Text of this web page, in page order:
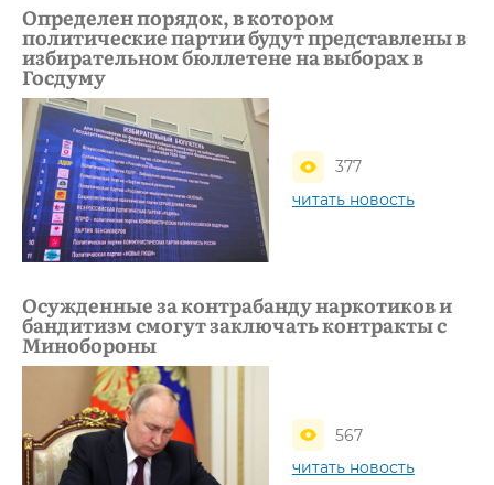
Определен порядок, в котором
политические партии будут представлены в
избирательном бюллетене на выборах в
Госдуму
377
читать новость
Осужденные за контрабанду наркотиков и
бандитизм смогут заключать контракты с
Минобороны
567
читать новость